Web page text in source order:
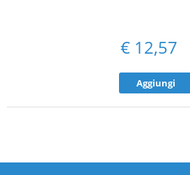
€ 12,57
Aggiungi